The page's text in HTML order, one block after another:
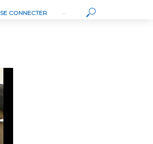
SE CONNECTER ···